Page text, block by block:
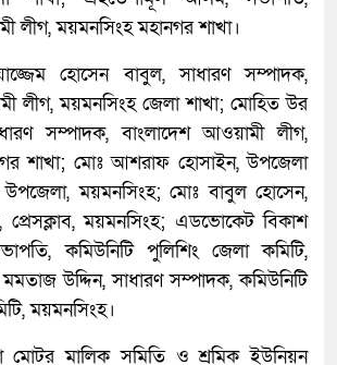
লীগ, ময়মনসিংহ মহানগর শাখা।
হোসেন বাবুল, সাধারণ সম্পাদক,
লীগ, ময়মনসিংহ জেলা শাখা; মোহিত উর
সম্পাদক, বাংলাদেশ আওয়ামী লীগ,
শাখা; মোঃ আশরাফ হোসাইন, উপজেলা
উপজেলা, ময়মনসিংহ; মোঃ বাবুল হোসেন,
প্রেসক্লাব, ময়মনসিংহ; এডভোকেট বিকাশ
কমিউনিটি পুলিশিং জেলা কমিটি,
উদ্দিন, সাধারণ সম্পাদক, কমিউনিটি
ময়মনসিংহ।
মোটর মালিক সমিতি ও শ্রমিক ইউনিয়ন